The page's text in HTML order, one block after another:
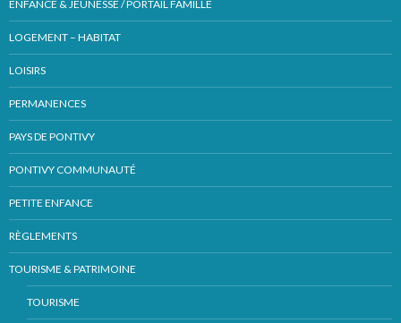
ENFANCE & JEUNESSE / PORTAIL FAMILLE
LOGEMENT – HABITAT
LOISIRS
PERMANENCES
PAYS DE PONTIVY
PONTIVY COMMUNAUTÉ
PETITE ENFANCE
RÈGLEMENTS
TOURISME & PATRIMOINE
TOURISME